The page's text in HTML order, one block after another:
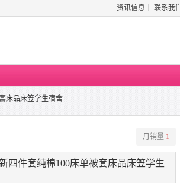
资讯信息 联系我们
床品床笠学生宿舍
月销量 1
四件套纯棉100床单被套床品床笠学生